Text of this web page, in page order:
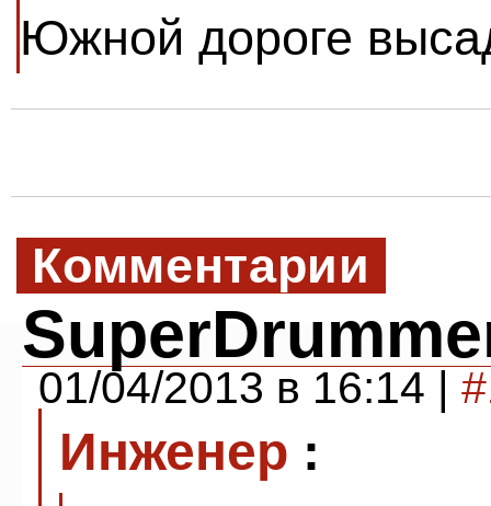
Южной дороге
Комментарии
01/04/2013 в 16:14 |
Инженер :